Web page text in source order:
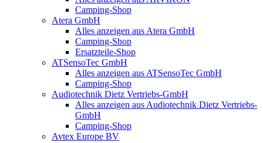
Camping-Shop
Atera GmbH
Alles anzeigen aus Atera GmbH
Camping-Shop
Ersatzteile-Shop
ATSensoTec GmbH
Alles anzeigen aus ATSensoTec GmbH
Camping-Shop
Audiotechnik Dietz Vertriebs-GmbH
Alles anzeigen aus Audiotechnik Dietz Vertriebs-
GmbH
Camping-Shop
Avtex Europe BV